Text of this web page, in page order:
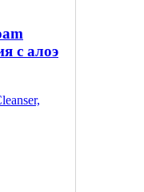
с алоэ